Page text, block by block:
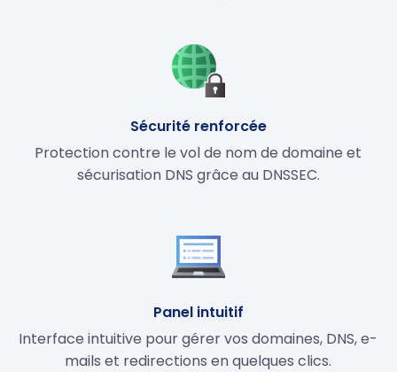
Sécurité renforcée
Protection contre le vol de nom de domaine et
sécurisation DNS grâce au DNSSEC.
Panel intuitif
Interface intuitive pour gérer vos domaines, DNS, e-
mails et redirections en quelques clics.